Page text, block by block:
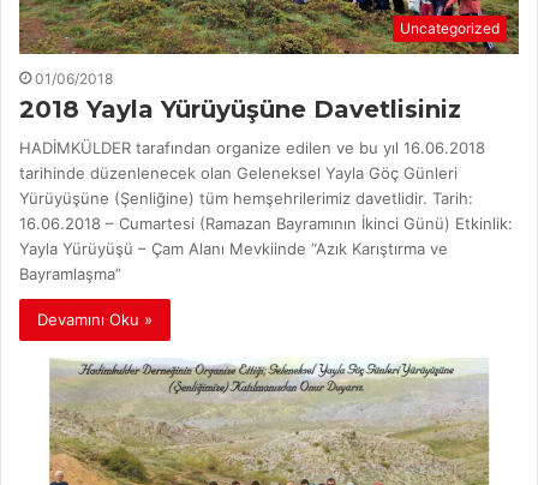
Uncategorized
01/06/2018
2018 Yayla Yürüyüşüne Davetlisiniz
HADİMKÜLDER tarafından organize edilen ve bu yıl 16.06.2018
tarihinde düzenlenecek olan Geleneksel Yayla Göç Günleri
Yürüyüşüne (Şenliğine) tüm hemşehrilerimiz davetlidir. Tarih:
16.06.2018 – Cumartesi (Ramazan Bayramının İkinci Günü) Etkinlik:
Yayla Yürüyüşü – Çam Alanı Mevkiinde “Azık Karıştırma ve
Bayramlaşma”
Devamını Oku »